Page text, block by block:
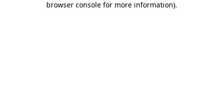
browser console for more information).